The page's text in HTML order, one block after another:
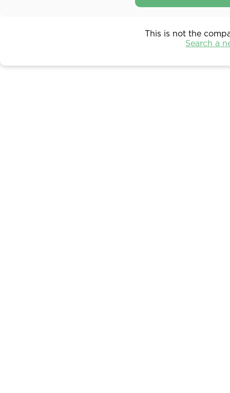
This is not the
Search a